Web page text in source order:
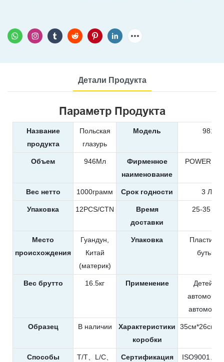
Детали Продукта
Параметр Продукта
Название
продукта
Польская
глазурь
Модель 9819
Объем 946Мл
Фирменное
наименование
POWER
Вес нетто 1000грамм Срок годности 3 Лет
Упаковка 12PCS/CTN
Время
доставки
25-35
Место
происхождения
Гуандун,
Китай
(материк)
Упаковка
бутылка
Вес брутто 16.5кг Применение
Образец В наличии
Характеристики
коробки
Способы T/T、L/C、 Сертификация ISO9001、